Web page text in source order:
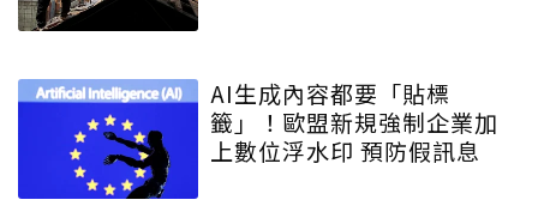
AI生成內容都要「貼標
籤」！歐盟新規強制企業加
上數位浮水印 預防假訊息